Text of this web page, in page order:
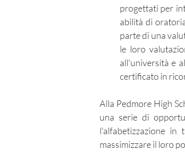
progettati per
abilità di
parte di una
le loro
all'università e
certificato in
Alla Pedmore High
una serie di
l'alfabetizzazione
massimizzare il loro